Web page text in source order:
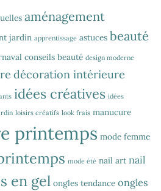
aménagement
jardin apprentissage astuces beauté
conseils beauté design moderne
décoration intérieure
idées créatives idées
loisirs créatifs look frais manucure
printemps mode femme
mode été nail art nail
en gel ongles tendance ongles